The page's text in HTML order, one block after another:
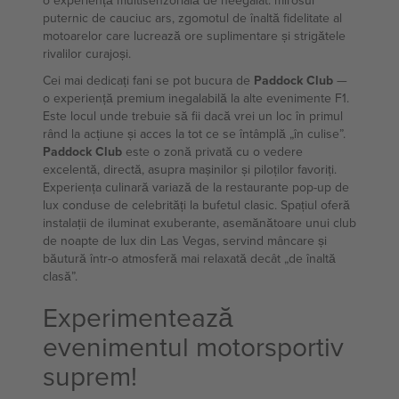
puternic de cauciuc ars, zgomotul de înaltă fidelitate al
motoarelor care lucrează ore suplimentare și strigătele
rivalilor curajoși.
Cei mai dedicați fani se pot bucura de Paddock Club
o experiență premium inegalabilă la alte evenimente F1.
Este locul unde trebuie să fii dacă vrei un loc în primul
rând la acțiune și acces la tot ce se întâmplă „în culise”.
Paddock Club este o zonă privată cu o vedere
excelentă, directă, asupra mașinilor și piloților favoriți.
Experiența culinară variază de la restaurante pop-up de
lux conduse de celebrități la bufetul clasic. Spațiul oferă
instalații de iluminat exuberante, asemănătoare unui club
de noapte de lux din Las Vegas, servind mâncare și
băutură într-o atmosferă mai relaxată decât „de înaltă
clasă”.
Experimentează
evenimentul motorsportiv
suprem!